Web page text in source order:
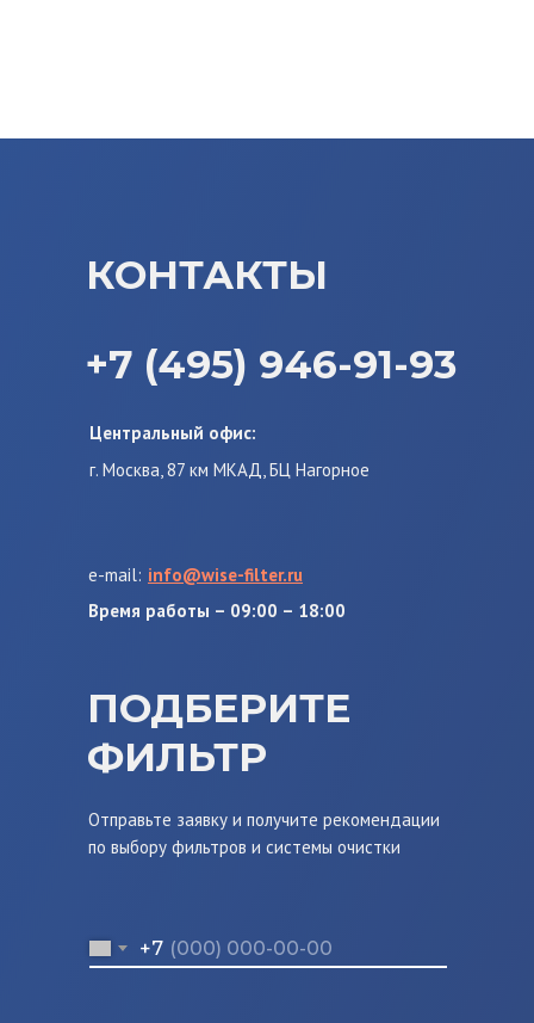
Центральный офис:
КОНТАКТЫ
+7 (495) 946-91-93
ПОДБЕРИТЕ
ФИЛЬТР
Отправьте заявку и получите рекомендации
по выбору фильтров и системы очистки
+7
info@wise-filter.ru
e-mail:
Время работы – 09:00 – 18:00
г. Москва, 87 км МКАД, БЦ Нагорное